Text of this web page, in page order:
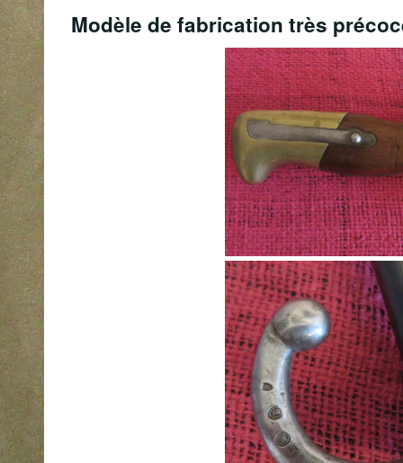
Modèle de fabrication très